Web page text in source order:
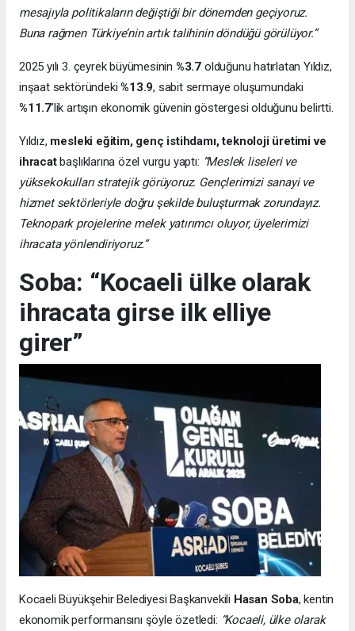
mesajıyla politikaların değiştiği bir dönemden geçiyoruz.
Buna rağmen Türkiye’nin artık talihinin döndüğü görülüyor.”
2025 yılı 3. çeyrek büyümesinin %3.7 olduğunu hatırlatan Yıldız,
inşaat sektöründeki%13.9, sabit sermaye oluşumundaki
%11.7’lik artışın ekonomik güvenin göstergesi olduğunu belirtti.
Yıldız, mesleki eğitim, genç istihdamı, teknoloji üretimi ve
ihracatbaşlıklarına özel vurgu yaptı: “Meslek liseleri ve
yüksekokulları stratejik görüyoruz. Gençlerimizi sanayi ve
hizmet sektörleriyle doğru şekilde buluşturmak zorundayız.
Teknopark projelerine melek yatırımcı oluyor, üyelerimizi
ihracata yönlendiriyoruz.”
Soba: “Kocaeli ülke olarak
ihracata girse ilk elliye
girer”
Kocaeli Büyükşehir Belediyesi Başkanvekili Hasan Soba, kentin
ekonomik performansını şöyle özetledi: “Kocaeli, ülke olarak